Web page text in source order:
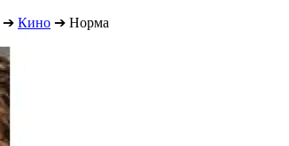
➔ Кино ➔ Норма